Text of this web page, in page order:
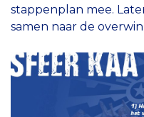
stappenplan mee.
samen naar de